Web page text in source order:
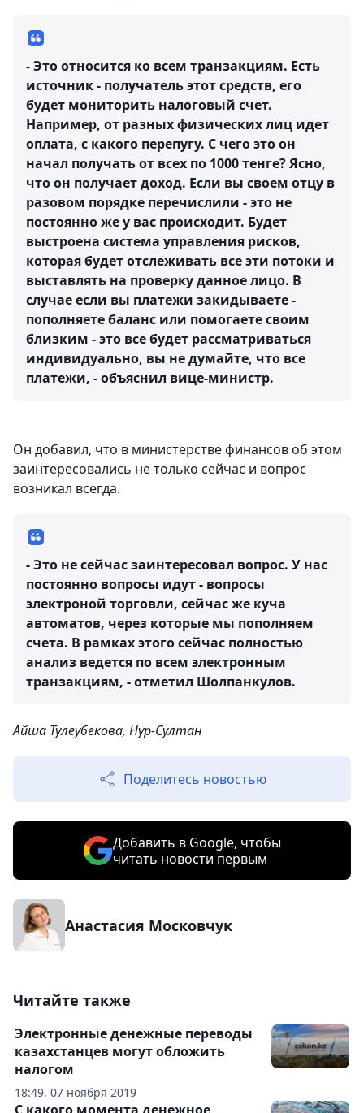
- Это относится ко всем транзакциям. Есть
источник - получатель этот средств, его
будет мониторить налоговый счет.
Например, от разных физических лиц идет
оплата, с какого перепугу. С чего это он
начал получать от всех по 1000 тенге? Ясно,
что он получает доход. Если вы своем отцу в
разовом порядке перечислили - это не
постоянно же у вас происходит. Будет
выстроена система управления рисков,
которая будет отслеживать все эти потоки и
выставлять на проверку данное лицо. В
случае если вы платежи закидываете -
пополняете баланс или помогаете своим
близким - это все будет рассматриваться
индивидуально, вы не думайте, что все
платежи, - объяснил вице-министр.
Он добавил, что в министерстве финансов об этом
заинтересовались не только сейчас и вопрос
возникал всегда.
- Это не сейчас заинтересовал вопрос. У нас
постоянно вопросы идут - вопросы
электроной торговли, сейчас же куча
автоматов, через которые мы пополняем
счета. В рамках этого сейчас полностью
анализ ведется по всем электронным
транзакциям, - отметил Шолпанкулов.
Айша Тулеубекова, Нур-Султан
Поделитесь новостью
Добавить в Google, чтобы
читать новости первым
Анастасия Московчук
Читайте также
18:49, 07 ноября 2019
Электронные денежные переводы
казахстанцев могут обложить
налогом